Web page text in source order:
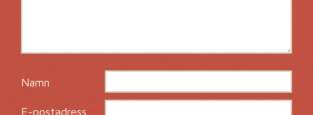
Namn*
E-postadress*